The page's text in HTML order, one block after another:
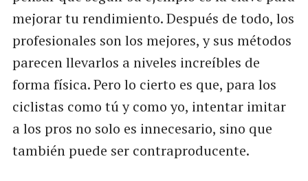
mejorar tu rendimiento. Después de todo, los
profesionales son los mejores, y sus métodos
parecen llevarlos a niveles increíbles de
forma física. Pero lo cierto es que, para los
ciclistas como tú y como yo, intentar imitar
a los pros no solo es innecesario, sino que
también puede ser contraproducente.